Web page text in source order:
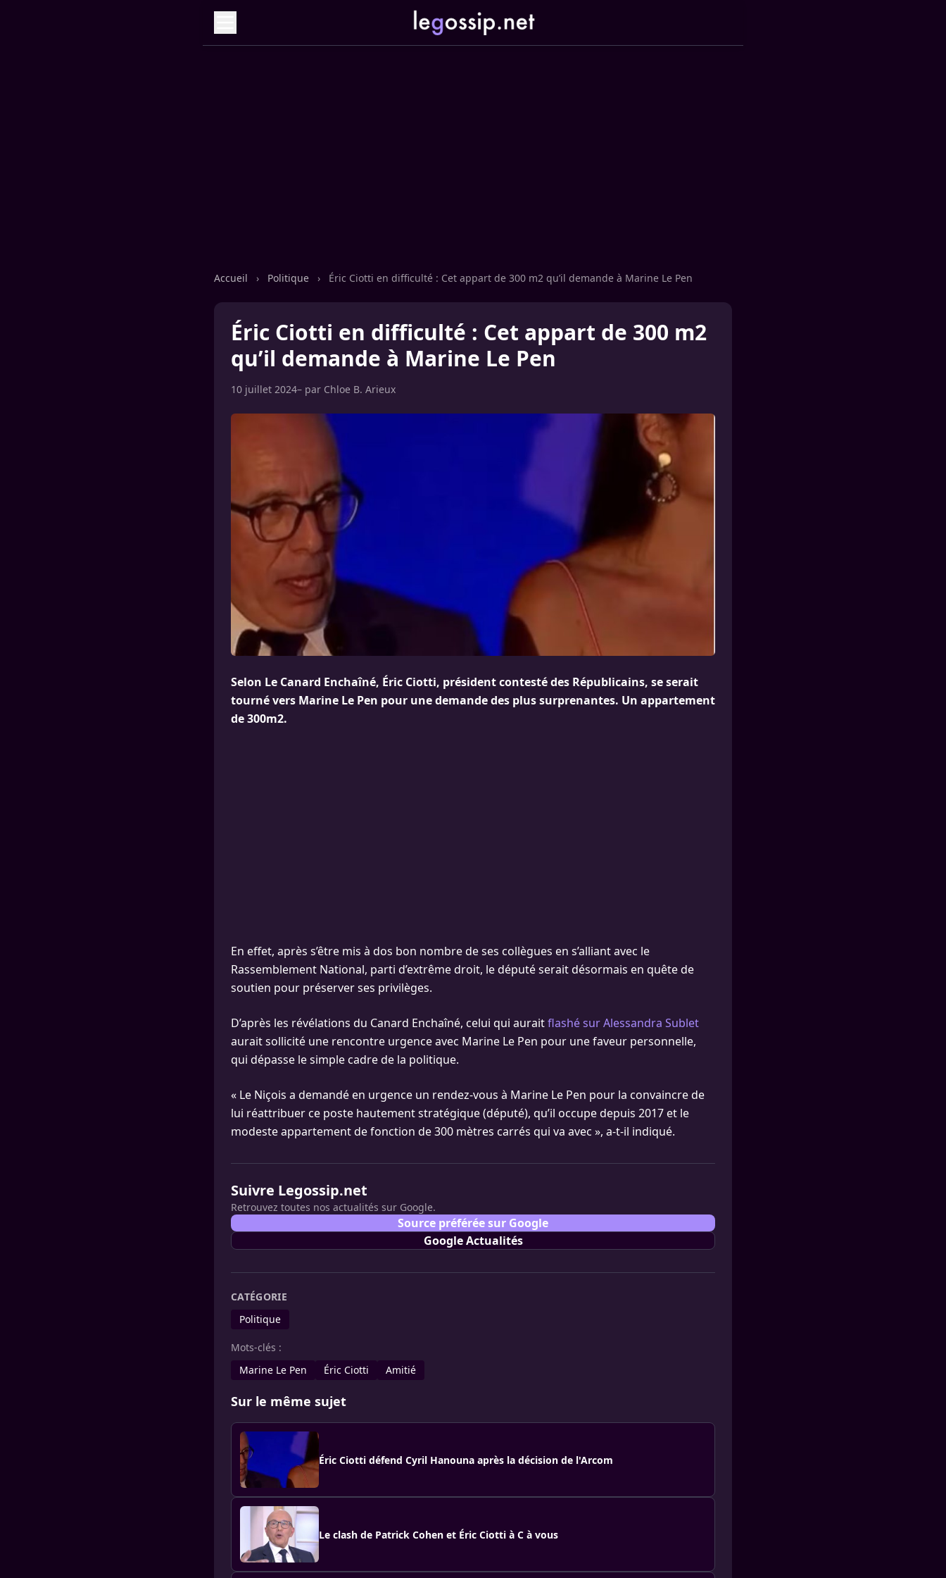
Accueil › Politique › Éric Ciotti en difficulté : Cet appart de 300 m2 qu’il demande à Marine Le Pen
Éric Ciotti en difficulté : Cet appart de 300 m2
qu’il demande à Marine Le Pen
10 juillet 2024– par Chloe B. Arieux
Selon Le Canard Enchaîné, Éric Ciotti, président contesté des Républicains, se serait
tourné vers Marine Le Pen pour une demande des plus surprenantes. Un appartement
de 300m2.
En effet, après s’être mis à dos bon nombre de ses collègues en s’alliant avec le
Rassemblement National, parti d’extrême droit, le député serait désormais en quête de
soutien pour préserver ses privilèges.
D’après les révélations du Canard Enchaîné, celui qui auraitflashé sur Alessandra Sublet
aurait sollicité une rencontre urgence avec Marine Le Pen pour une faveur personnelle,
qui dépasse le simple cadre de la politique.
« Le Niçois a demandé en urgence un rendez-vous à Marine Le Pen pour la convaincre de
lui réattribuer ce poste hautement stratégique (député), qu’il occupe depuis 2017 et le
modeste appartement de fonction de 300 mètres carrés qui va avec », a-t-il indiqué.
Suivre Legossip.net
Retrouvez toutes nos actualités sur Google.
Source préférée sur Google
Google Actualités
CATÉGORIE
Politique
Mots-clés :
Marine Le Pen
Éric Ciotti Amitié
Sur le même sujet
Éric Ciotti défend Cyril Hanouna après la décision de l'Arcom
Le clash de Patrick Cohen et Éric Ciotti à C à vous